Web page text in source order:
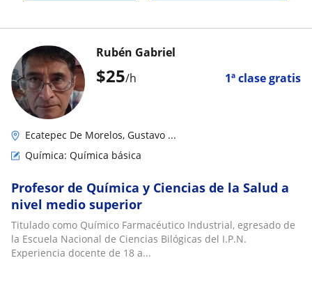
$25/h 1ª clase gratis
Rubén Gabriel
Ecatepec De Morelos, Gustavo ...
Química: Química básica
Profesor de Química y Ciencias de la Salud a
nivel medio superior
Titulado como Químico Farmacéutico Industrial, egresado de
la Escuela Nacional de Ciencias Bilógicas del I.P.N.
Experiencia docente de 18 a...